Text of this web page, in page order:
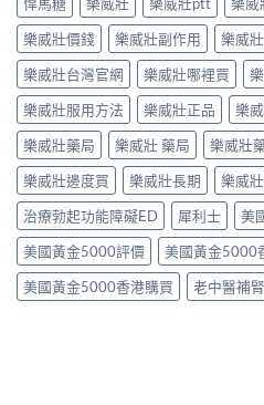
樂威壯價錢
樂威壯副作用 樂威
樂威壯台灣官網
樂威壯哪裡買
樂威壯服用方法
樂威壯正品 樂
樂威壯藥局
樂威壯 藥局 樂威壯
樂威壯邊度買
樂威壯長期 樂威
治療勃起功能障礙ED
犀利士
美
美國黃金5000評價
美國黃金5000
美國黃金5000香港購買
老中醫補